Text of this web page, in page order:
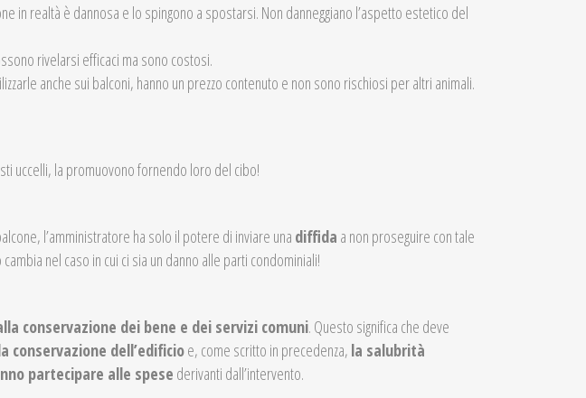
in realtà è dannosa e lo spingono a spostarsi. Non danneggiano l’aspetto estetico del
rivelarsi efficaci ma sono costosi.
anche sui balconi, hanno un prezzo contenuto e non sono rischiosi per altri animali.
uccelli, la promuovono fornendo loro del cibo!
l’amministratore ha solo il potere di inviare una diffida a non proseguire con tale
nel caso in cui ci sia un danno alle parti condominiali!
conservazione dei bene e dei servizi comuni. Questo significa che deve
conservazione dell’edificioe, come scritto in precedenza, la salubrità
partecipare alle spese derivanti dall’intervento.